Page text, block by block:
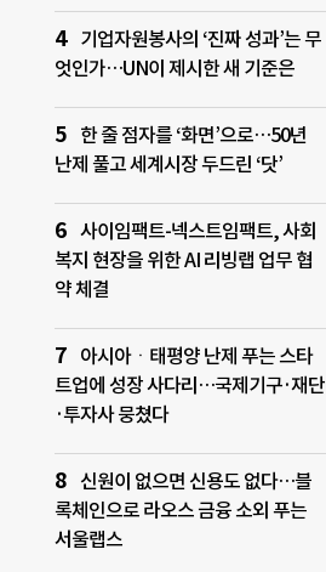
기업자원봉사의 ‘진짜 성과’는 무
엇인가…UN이 제시한 새 기준은
한 줄 점자를 ‘화면’으로…50년
난제 풀고 세계시장 두드린 ‘닷’
사이임팩트-넥스트임팩트, 사회
복지 현장을 위한 AI 리빙랩 업무 협
약 체결
아시아ㆍ태평양 난제 푸는 스타
트업에 성장 사다리…국제기구·재단
·투자사 뭉쳤다
신원이 없으면 신용도 없다…블
록체인으로 라오스 금융 소외 푸는
서울랩스